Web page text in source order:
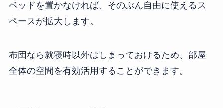
ベッドを置かなければ、そのぶん自由に使えるス
ペースが拡大します。
布団なら就寝時以外はしまっておけるため、部屋
全体の空間を有効活用することができます。